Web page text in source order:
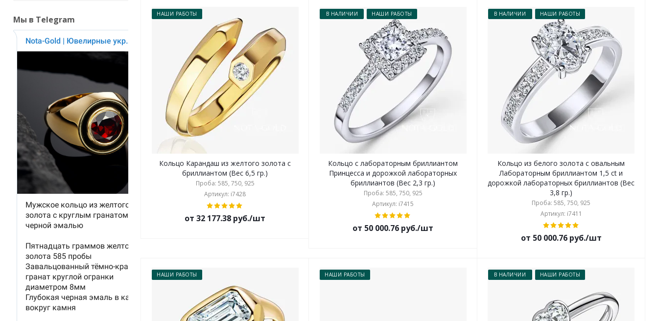
НАШИ РАБОТЫ
Кольцо Карандаш из желтого золота с
бриллиантом (Вес 6,5 гр.)
Проба: 585, 750, 925
Артикул: i7428
от 32 177.38 руб./шт
В НАЛИЧИИ НАШИ РАБОТЫ
Кольцо с лабораторным бриллиантом
Принцесса и дорожкой лабораторных
бриллиантов (Вес 2,3 гр.)
Проба: 585, 750, 925
Артикул: i7415
от 50 000.76 руб./шт
В НАЛИЧИИ НАШИ РАБОТЫ
Кольцо из белого золота с овальным
Лабораторным бриллиантом 1,5 ct и
дорожкой лабораторных бриллиантов (Вес
3,8 гр.)
Проба: 585, 750, 925
Артикул: i7411
от 50 000.76 руб./шт
НАШИ РАБОТЫ НАШИ РАБОТЫ В НАЛИЧИИ НАШИ РАБОТЫ
Мы в Telegram